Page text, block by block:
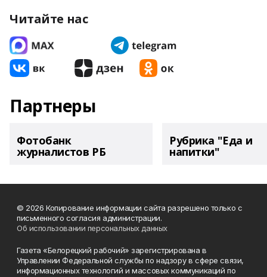
Читайте нас
Партнеры
Фотобанк
журналистов РБ
Рубрика "Еда и
напитки"
© 2026 Копирование информации сайта разрешено только с
письменного согласия администрации.
Об использовании персональных данных
Газета «Белорецкий рабочий» зарегистрирована в
Управлении Федеральной службы по надзору в сфере связи,
информационных технологий и массовых коммуникаций по